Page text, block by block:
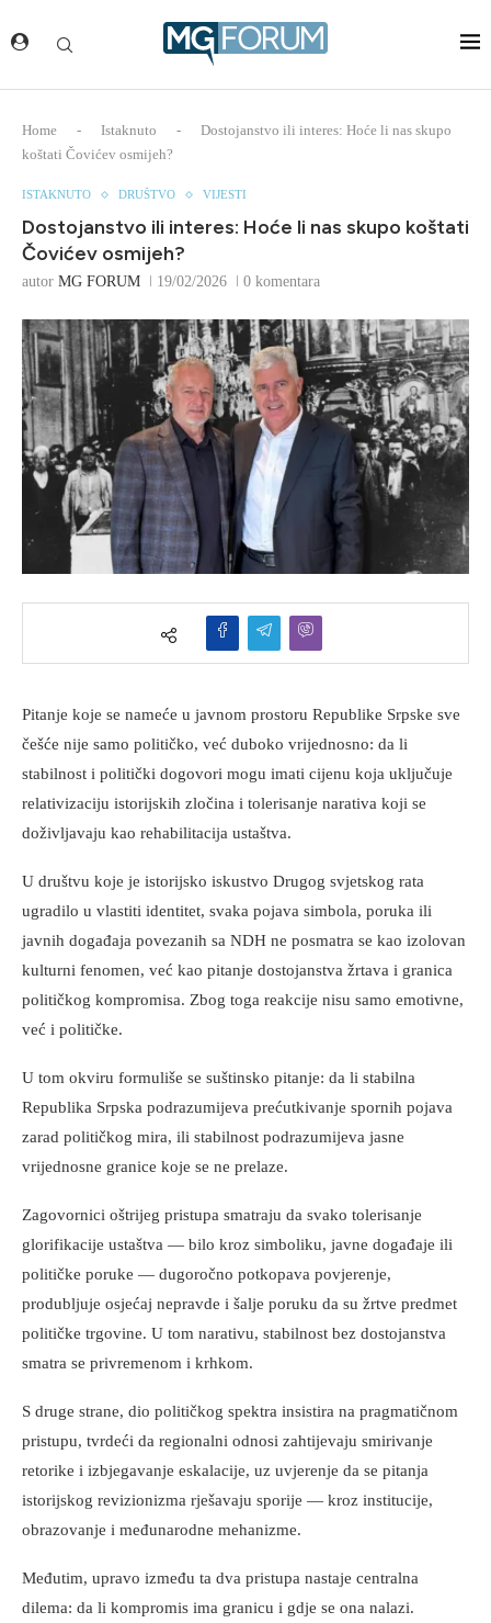
Home - Istaknuto -
Dostojanstvo ili interes: Hoće li nas skupo
koštati Čovićev osmijeh?
ISTAKNUTO DRUŠTVO VIJESTI
Dostojanstvo ili interes: Hoće li nas skupo koštati
Čovićev osmijeh?
autor MG FORUM 19/02/2026 0 komentara
Pitanje koje se nameće u javnom prostoru Republike Srpske sve
češće nije samo političko, već duboko vrijednosno: da li
stabilnost i politički dogovori mogu imati cijenu koja uključuje
relativizaciju istorijskih zločina i tolerisanje narativa koji se
doživljavaju kao rehabilitacija ustaštva.
U društvu koje je istorijsko iskustvo Drugog svjetskog rata
ugradilo u vlastiti identitet, svaka pojava simbola, poruka ili
javnih događaja povezanih sa NDH ne posmatra se kao izolovan
kulturni fenomen, već kao pitanje dostojanstva žrtava i granica
političkog kompromisa. Zbog toga reakcije nisu samo emotivne,
već i političke.
U tom okviru formuliše se suštinsko pitanje: da li stabilna
Republika Srpska podrazumijeva prećutkivanje spornih pojava
zarad političkog mira, ili stabilnost podrazumijeva jasne
vrijednosne granice koje se ne prelaze.
Zagovornici oštrijeg pristupa smatraju da svako tolerisanje
glorifikacije ustaštva — bilo kroz simboliku, javne događaje ili
političke poruke — dugoročno potkopava povjerenje,
produbljuje osjećaj nepravde i šalje poruku da su žrtve predmet
političke trgovine. U tom narativu, stabilnost bez dostojanstva
smatra se privremenom i krhkom.
S druge strane, dio političkog spektra insistira na pragmatičnom
pristupu, tvrdeći da regionalni odnosi zahtijevaju smirivanje
retorike i izbjegavanje eskalacije, uz uvjerenje da se pitanja
istorijskog revizionizma rješavaju sporije — kroz institucije,
obrazovanje i međunarodne mehanizme.
Međutim, upravo između ta dva pristupa nastaje centralna
dilema: da li kompromis ima granicu i gdje se ona nalazi.